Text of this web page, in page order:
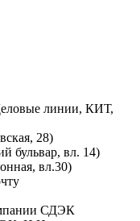
линии, КИТ,
28)
бульвар, вл. 14)
вл.30)
СДЭК